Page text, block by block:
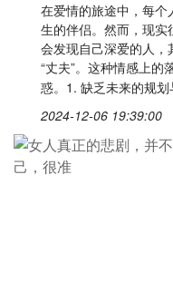
在爱情的旅途中，每
生的伴侣。然而，现
会发现自己深爱的人，
“丈夫”。这种情感上的
惑。1. 缺乏未来的规
2024-12-06 19:39:00